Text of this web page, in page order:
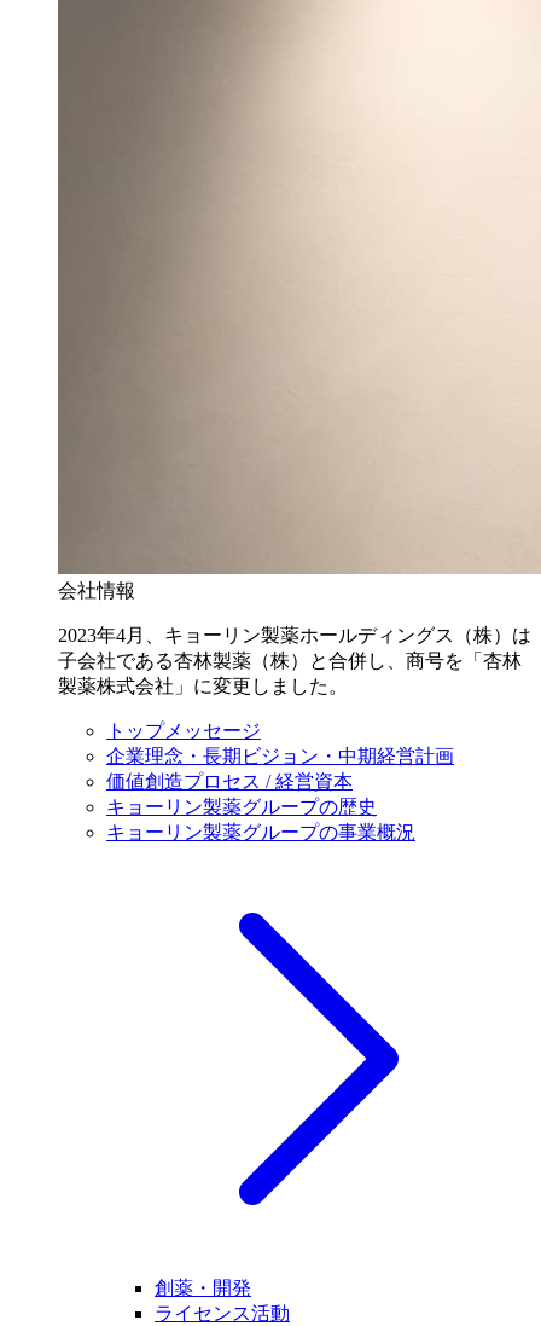
会社情報
2023年4月、キョーリン製薬ホールディングス（株）は
子会社である杏林製薬（株）と合併し、商号を「杏林
製薬株式会社」に変更しました。
トップメッセージ
企業理念・長期ビジョン・中期経営計画
価値創造プロセス / 経営資本
キョーリン製薬グループの歴史
キョーリン製薬グループの事業概況
創薬・開発
ライセンス活動